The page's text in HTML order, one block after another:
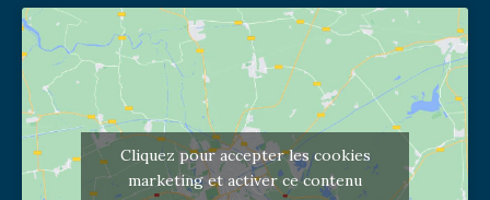
Cliquez pour accepter les cookies
marketing et activer ce contenu